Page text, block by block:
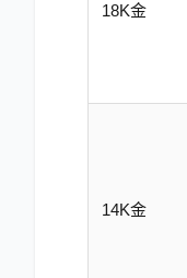
18K金
14K金